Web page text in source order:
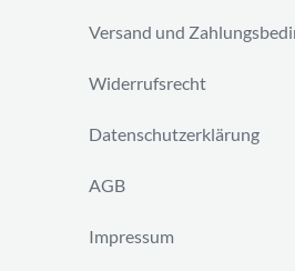
Versand und
Widerrufsrecht
Datenschutzerklärung
AGB
Impressum